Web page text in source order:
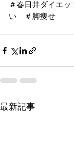
＃春日井ダイエ
い　＃脚痩せ
最新記事